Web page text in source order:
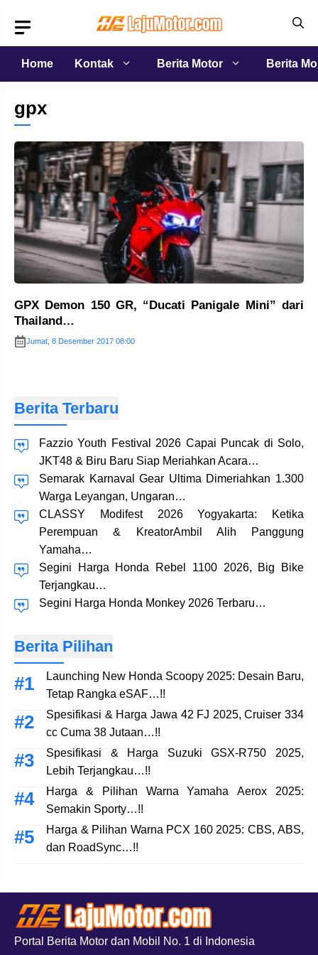
isi
Home
Kontak Berita Motor Berita
gpx
GPX Demon 150 GR, “Ducati Panigale Mini” dari
Thailand…
Jumat, 8 Desember 2017 08:00
Berita Terbaru
Fazzio Youth Festival 2026 Capai Puncak di Solo,
JKT48 & Biru Baru Siap Meriahkan Acara…
Semarak Karnaval Gear Ultima Dimeriahkan 1.300
Warga Leyangan, Ungaran…
CLASSY Modifest 2026 Yogyakarta: Ketika
Perempuan & KreatorAmbil Alih Panggung
Yamaha…
Segini Harga Honda Rebel 1100 2026, Big Bike
Terjangkau…
Segini Harga Honda Monkey 2026 Terbaru…
Berita Pilihan
Launching New Honda Scoopy 2025: Desain Baru,
Tetap Rangka eSAF…!!
Spesifikasi & Harga Jawa 42 FJ 2025, Cruiser 334
cc Cuma 38 Jutaan…!!
Spesifikasi & Harga Suzuki GSX-R750 2025,
Lebih Terjangkau…!!
Harga & Pilihan Warna Yamaha Aerox 2025:
Semakin Sporty…!!
Harga & Pilihan Warna PCX 160 2025: CBS, ABS,
dan RoadSync…!!
Portal Berita Motor dan Mobil No. 1 di Indonesia